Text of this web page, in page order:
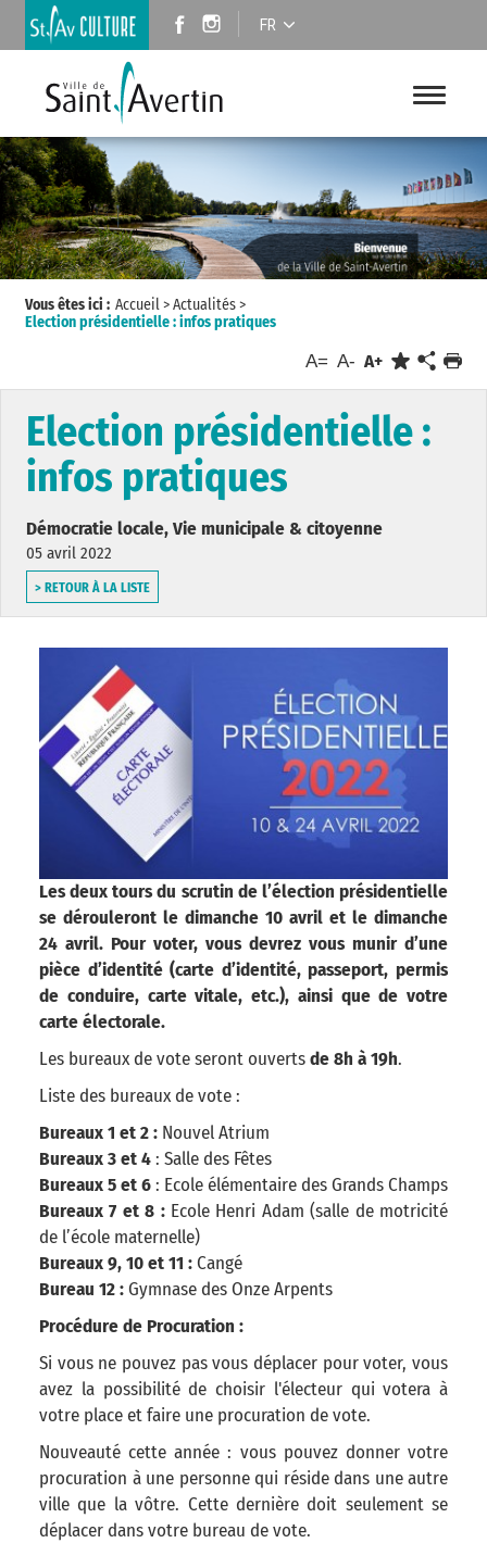
FR
Vous êtes ici : Accueil>Actualités>
Election présidentielle : infos pratiques
A= A- A+
Election présidentielle :
infos pratiques
Démocratie locale, Vie municipale & citoyenne
05 avril 2022
> RETOUR À LA LISTE
Les deux tours du scrutin de l’élection présidentielle
se dérouleront le dimanche 10 avril et le dimanche
24 avril. Pour voter, vous devrez vous munir d’une
pièce d’identité (carte d’identité, passeport, permis
de conduire, carte vitale, etc.), ainsi que de votre
carte électorale.
Les bureaux de vote seront ouvertsde 8h à 19h.
Liste des bureaux de vote :
Bureaux 1 et 2 : Nouvel Atrium
Bureaux 3 et 4: Salle des Fêtes
Bureaux 5 et 6: Ecole élémentaire des Grands Champs
Bureaux 7 et 8 :Ecole Henri Adam (salle de motricité
de l’école maternelle)
Bureaux 9, 10 et 11 :Cangé
Bureau 12 :Gymnase des Onze Arpents
Procédure de Procuration :
Si vous ne pouvez pas vous déplacer pour voter, vous
avez la possibilité de choisir l'électeur qui votera à
votre place et faire une procuration de vote.
Nouveauté cette année : vous pouvez donner votre
procuration à une personne qui réside dans une autre
ville que la vôtre. Cette dernière doit seulement se
déplacer dans votre bureau de vote.